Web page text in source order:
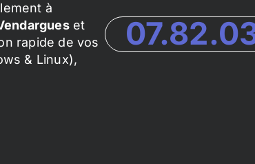
à
et
rapide de vos
& Linux),